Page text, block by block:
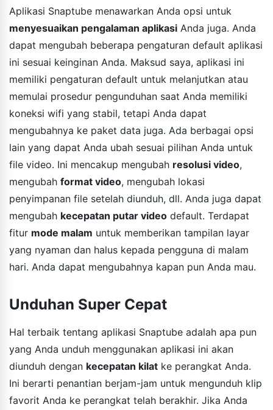
Aplikasi Snaptube menawarkan Anda opsi untuk
menyesuaikan pengalaman aplikasi Anda juga. Anda
dapat mengubah beberapa pengaturan default aplikasi
ini sesuai keinginan Anda. Maksud saya, aplikasi ini
memiliki pengaturan default untuk melanjutkan atau
memulai prosedur pengunduhan saat Anda memiliki
koneksi wifi yang stabil, tetapi Anda dapat
mengubahnya ke paket data juga. Ada berbagai opsi
lain yang dapat Anda ubah sesuai pilihan Anda untuk
file video. Ini mencakup mengubah resolusi video,
mengubah format video, mengubah lokasi
penyimpanan file setelah diunduh, dll. Anda juga dapat
mengubah kecepatan putar video default. Terdapat
fitur mode malam untuk memberikan tampilan layar
yang nyaman dan halus kepada pengguna di malam
hari. Anda dapat mengubahnya kapan pun Anda mau.
Unduhan Super Cepat
Hal terbaik tentang aplikasi Snaptube adalah apa pun
yang Anda unduh menggunakan aplikasi ini akan
diunduh dengan kecepatan kilat ke perangkat Anda.
Ini berarti penantian berjam-jam untuk mengunduh klip
favorit Anda ke perangkat telah berakhir. Jika Anda